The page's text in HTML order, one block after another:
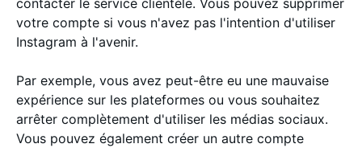
votre compte si vous n'avez pas l'intention d'utiliser
Instagram à l'avenir.
Par exemple, vous avez peut-être eu une mauvaise
expérience sur les plateformes ou vous souhaitez
arrêter complètement d'utiliser les médias sociaux.
Vous pouvez également créer un autre compte